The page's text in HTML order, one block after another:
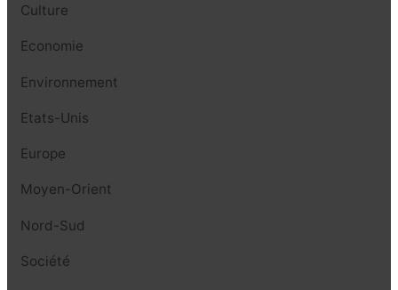
Culture
Economie
Environnement
Etats-Unis
Europe
Moyen-Orient
Nord-Sud
Société